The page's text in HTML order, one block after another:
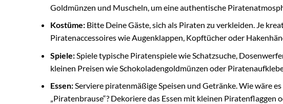
Goldmünzen und Muscheln, um eine authentische
Kostüme:Bitte Deine Gäste, sich als Piraten zu verkleiden. Je
Piratenaccessoires wie Augenklappen, Kopftücher oder
Spiele:Spiele typische Piratenspiele wie Schatzsuche,
kleinen Preisen wie Schokoladengoldmünzen oder
Essen:Serviere piratenmäßige Speisen und Getränke. Wie wäre
„Piratenbrause“? Dekoriere das Essen mit kleinen Piratenflaggen